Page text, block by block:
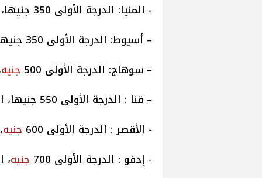
- المنيا: الدرجة الأولى 350 جنيها، الدرجة الثانية 250 جنيها.
– أسيوط: الدرجة الأولى 350 جنيها، الدرجة الثانية 250 جنيها.
– سوهاج: الدرجة الأولى 500
جنيه
– قنا : الدرجة الأولى 550 جنيها، الدرجة الثانية 350 جنيها.
- الأقصر : الدرجة الأولى 600
جنيه
- إدفو : الدرجة الأولى 700
جنيه،